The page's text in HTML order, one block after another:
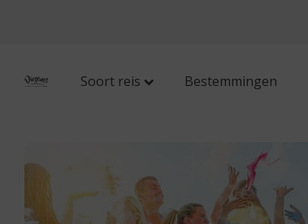
Soort reis Bestemmingen